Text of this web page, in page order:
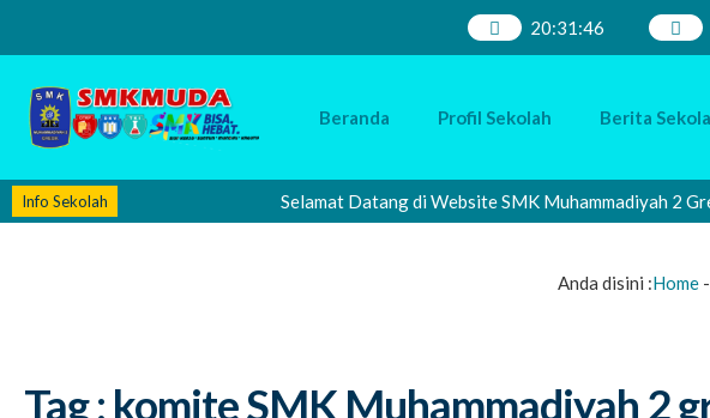
20:31:47
Beranda Profil Sekolah Berita
Info Sekolah Selamat Datang di Website SMK Muhammadiyah 2
Anda disini :Home-
Tag : komite SMK Muhammadiyah 2